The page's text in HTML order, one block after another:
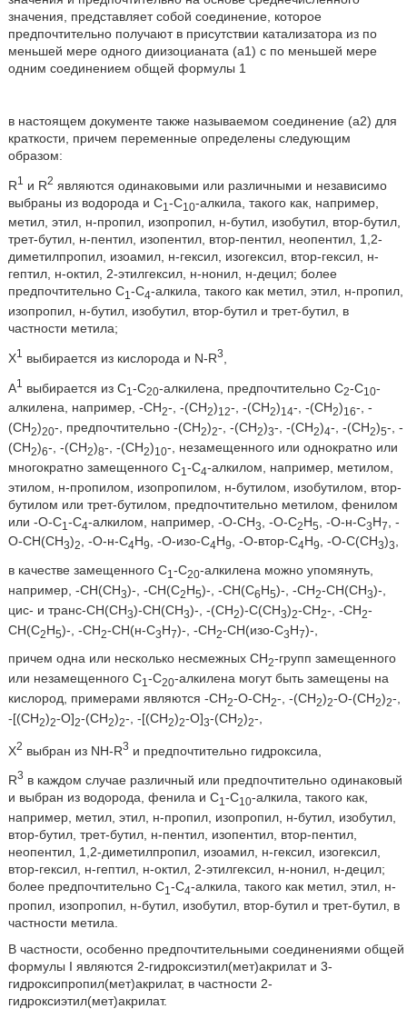
значения, представляет собой соединение, которое
предпочтительно получают в присутствии катализатора из по
меньшей мере одного диизоцианата (a1) с по меньшей мере
одним соединением общей формулы 1
в настоящем документе также называемом соединение (a2) для
краткости, причем переменные определены следующим
образом:
R1 и R2 являются одинаковыми или различными и независимо
выбраны из водорода и C1 -C10-алкила, такого как, например,
метил, этил, н-пропил, изопропил, н-бутил, изобутил, втор-бутил,
трет-бутил, н-пентил, изопентил, втор-пентил, неопентил, 1,2-
диметилпропил, изоамил, н-гексил, изогексил, втор-гексил, н-
гептил, н-октил, 2-этилгексил, н-нонил, н-децил; более
предпочтительно C1 -C4-алкила, такого как метил, этил, н-пропил,
изопропил, н-бутил, изобутил, втор-бутил и трет-бутил, в
частности метила;
X1 выбирается из кислорода и N-R3
A1 выбирается из C1 -C20-алкилена, предпочтительно C2-C10-
алкилена, например, -CH2-, -(CH2)12-, -(CH2)14-, -(CH2)16-, -
(CH2)20-, предпочтительно -(CH2)2-, -(CH2)3-, -(CH2)4-, -(CH2)5-, -
(CH2)6-, -(CH2)8-, -(CH2)10-, незамещенного или однократно или
многократно замещенного C1 -C4-алкилом, например, метилом,
этилом, н-пропилом, изопропилом, н-бутилом, изобутилом, втор-
бутилом или трет-бутилом, предпочтительно метилом, фенилом
или -O-C1 -C4-алкилом, например, -O-CH3 , -O-C2H5 , -O-н-C3H7
, -
O-CH(CH3)2, -O-н-C4H9, -O-изо-C4H9, -O-втор-C4H9, -O-C(CH3)3,
в качестве замещенного C1 -C20-алкилена можно упомянуть,
например, -CH(CH3)-, -CH(C2H5)-, -CH(C6H5)-, -CH2-CH(CH3)-,
цис- и транс-CH(CH3)-CH(CH3)-, -(CH2)-C(CH3)2-CH2-, -CH2-
CH(C2H5)-, -CH2-CH(н-C3H7)-, -CH2-CH(изо-C3H7)-,
причем одна или несколько несмежных CH2-групп замещенного
или незамещенного C1 -C20-алкилена могут быть замещены на
кислород, примерами являются -CH2-O-CH2-, -(CH2)2-O-(CH2)2-,
-[(CH2)2-O]2-(CH2)2-, -[(CH2)2-O]3-(CH2)2-,
X2 выбран из NH-R3 и предпочтительно гидроксила,
R3 в каждом случае различный или предпочтительно одинаковый
и выбран из водорода, фенила и C1 -C10-алкила, такого как,
например, метил, этил, н-пропил, изопропил, н-бутил, изобутил,
втор-бутил, трет-бутил, н-пентил, изопентил, втор-пентил,
неопентил, 1,2-диметилпропил, изоамил, н-гексил, изогексил,
втор-гексил, н-гептил, н-октил, 2-этилгексил, н-нонил, н-децил;
более предпочтительно C1 -C4-алкила, такого как метил, этил, н-
пропил, изопропил, н-бутил, изобутил, втор-бутил и трет-бутил, в
частности метила.
В частности, особенно предпочтительными соединениями общей
формулы I являются 2-гидроксиэтил(мет)акрилат и 3-
гидроксипропил(мет)акрилат, в частности 2-
гидроксиэтил(мет)акрилат.